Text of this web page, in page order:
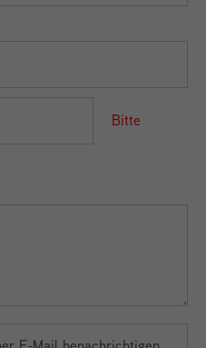
Bitte